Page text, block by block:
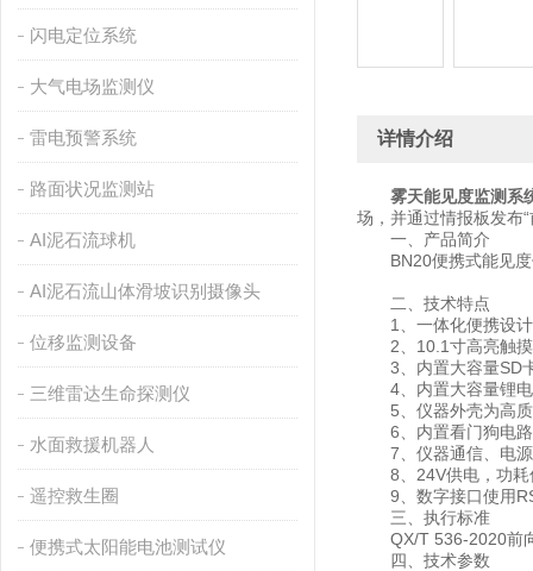
闪电定位系统
大气电场监测仪
雷电预警系统
路面状况监测站
AI泥石流球机
AI泥石流山体滑坡识别摄像头
位移监测设备
三维雷达生命探测仪
水面救援机器人
遥控救生圈
便携式太阳能电池测试仪
详情介绍
雾天能见度监测系
场，并通过情报板发布
一、产品简介
BN20便携式能见度
二、技术特点
1、一体化便携设计
2、10.1寸高亮触摸
3、内置大容量SD卡
4、内置大容量锂电
5、仪器外壳为高质
6、内置看门狗电路
7、仪器通信、电源
8、24V供电，功耗
9、数字接口使用
三、执行标准
QX/T 536-2020前向
四、技术参数